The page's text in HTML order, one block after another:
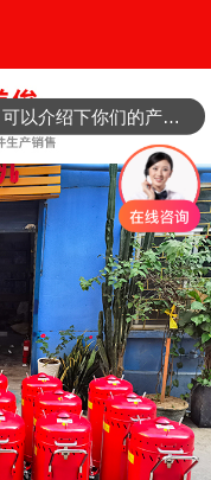
你们是怎么收费的呢